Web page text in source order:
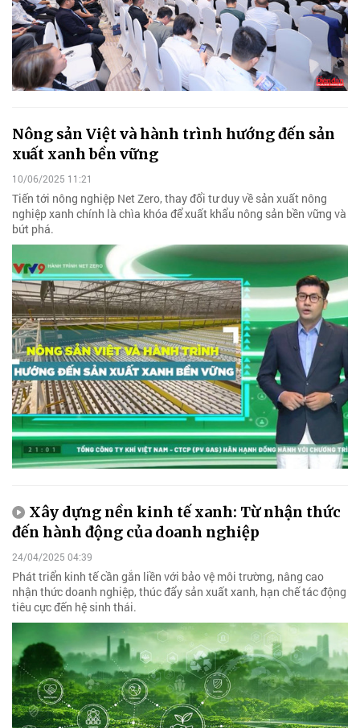
Nông sản Việt và hành trình hướng đến sản
xuất xanh bền vững
10/06/2025 11:21
Tiến tới nông nghiệp Net Zero, thay đổi tư duy về sản xuất nông
nghiệp xanh chính là chìa khóa để xuất khẩu nông sản bền vững và
bứt phá.
Xây dựng nền kinh tế xanh: Từ nhận thức
đến hành động của doanh nghiệp
24/04/2025 04:39
Phát triển kinh tế cần gắn liền với bảo vệ môi trường, nâng cao
nhận thức doanh nghiệp, thúc đẩy sản xuất xanh, hạn chế tác động
tiêu cực đến hệ sinh thái.